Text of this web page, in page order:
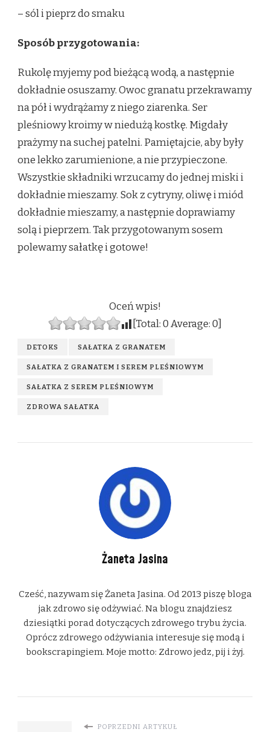
– sól i pieprz do smaku
Sposób przygotowania:
Rukolę myjemy pod bieżącą wodą, a następnie
dokładnie osuszamy. Owoc granatu przekrawamy
na pół i wydrążamy z niego ziarenka. Ser
pleśniowy kroimy w niedużą kostkę. Migdały
prażymy na suchej patelni. Pamiętajcie, aby były
one lekko zarumienione, a nie przypieczone.
Wszystkie składniki wrzucamy do jednej miski i
dokładnie mieszamy. Sok z cytryny, oliwę i miód
dokładnie mieszamy, a następnie doprawiamy
solą i pieprzem. Tak przygotowanym sosem
polewamy sałatkę i gotowe!
Oceń wpis!
[Total:0Average:0]
DETOKS SAŁATKA Z GRANATEM
SAŁATKA Z GRANATEM I SEREM PLEŚNIOWYM
SAŁATKA Z SEREM PLEŚNIOWYM
ZDROWA SAŁATKA
Żaneta Jasina
Cześć, nazywam się Żaneta Jasina. Od 2013 piszę bloga
jak zdrowo się odżywiać. Na blogu znajdziesz
dziesiątki porad dotyczących zdrowego trybu życia.
Oprócz zdrowego odżywiania interesuje się modą i
bookscrapingiem. Moje motto: Zdrowo jedz, pij i żyj.
POPRZEDNI ARTYKUŁ